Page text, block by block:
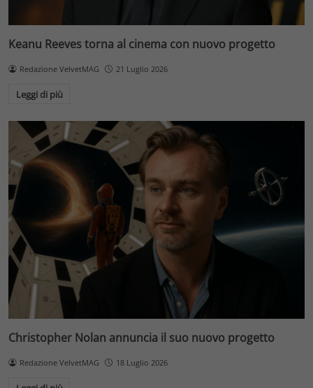
Keanu Reeves torna al cinema con nuovo progetto
Redazione VelvetMAG 21 Luglio 2026
Leggi di più
Christopher Nolan annuncia il suo nuovo progetto
Redazione VelvetMAG 18 Luglio 2026